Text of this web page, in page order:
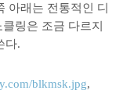
아래는 전통적인 디
링은 조금 다르지
다.
blkmsk.jpg,